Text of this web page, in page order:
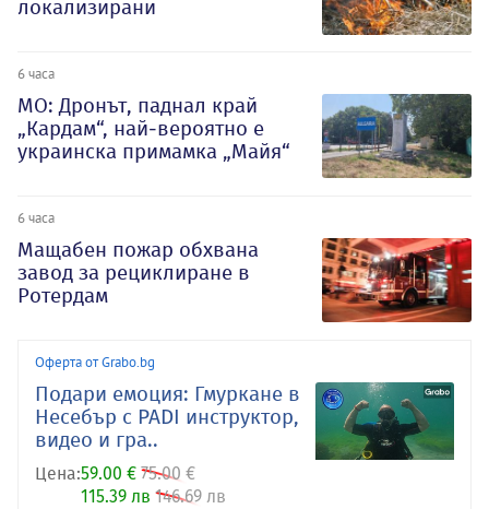
локализирани
6 часа
МО: Дронът, паднал край
„Кардам“, най-вероятно е
украинска примамка „Майя“
6 часа
Мащабен пожар обхвана
завод за рециклиране в
Ротердам
Оферта от Grabo.bg
Подари емоция: Гмуркане в
Несебър с PADI инструктор,
видео и гра..
Цена:59.00 € 75.00 €
115.39 лв 146.69 лв